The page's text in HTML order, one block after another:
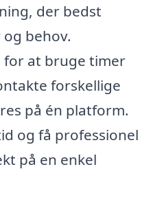
der bedst
behov.
for at bruge timer
forskellige
på én platform.
og få professionel
på en enkel